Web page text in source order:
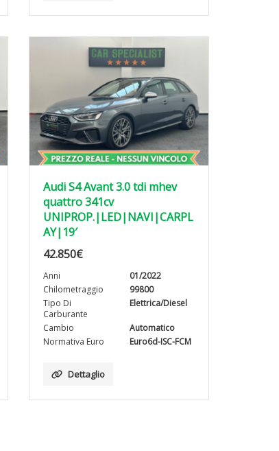
Audi S4 Avant 3.0 tdi mhev
quattro 341cv
UNIPROP.|LED|NAVI|CARPL
AY|19′
42.850€
Anni
01/2022
Chilometraggio
99800
Tipo Di
Carburante
Elettrica/Diesel
Cambio
Automatico
Normativa Euro
Euro6d-ISC-FCM
Dettaglio